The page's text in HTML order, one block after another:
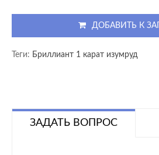
ДОБАВИТЬ К
Теги: Бриллиант 1 карат изумруд
ЗАДАТЬ ВОПРОС